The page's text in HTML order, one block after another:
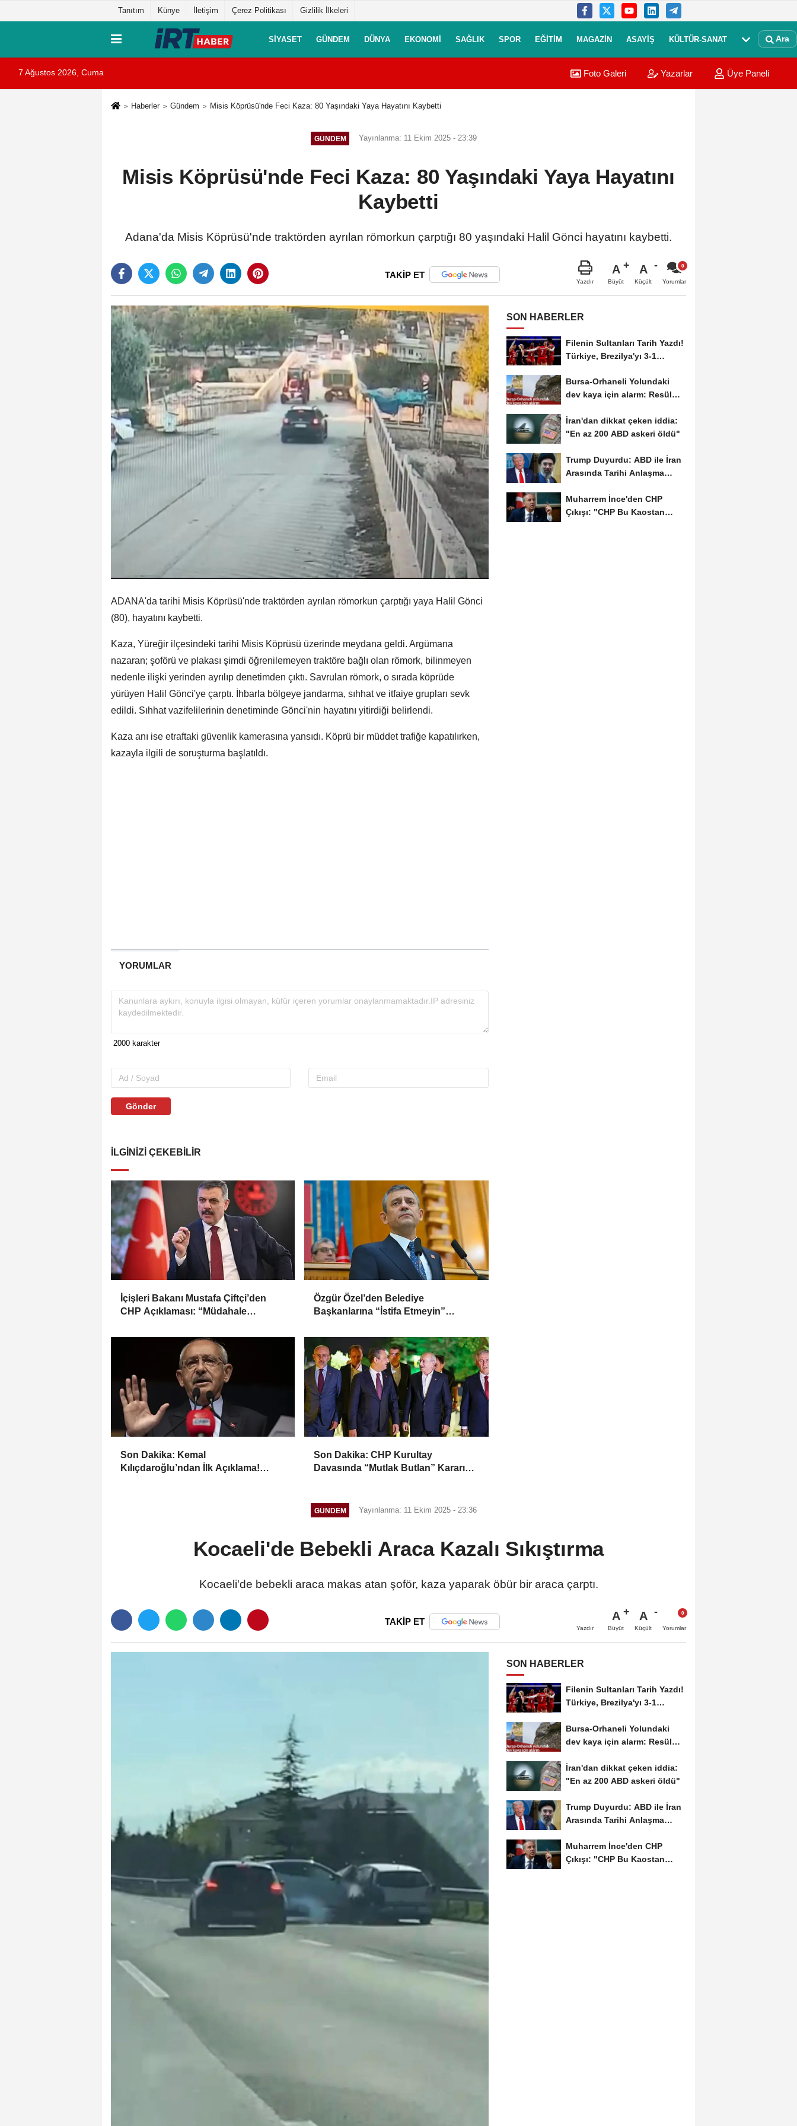
Tanıtım Künye İletişim Çerez Politikası Gizlilik İlkeleri
SIYASET GÜNDEM DÜNYA EKONOMI SAĞLIK SPOR EĞITIM MAGAZIN ASAYIŞ KÜLTÜR-SANAT Ara
7 Ağustos 2026, Cuma Foto Galeri Yazarlar Üye Paneli
Haberler Gündem Misis Köprüsü'nde Feci Kaza: 80 Yaşındaki Yaya Hayatını Kaybetti
GÜNDEM Yayınlanma: 11 Ekim 2025 - 23:39
Misis Köprüsü'nde Feci Kaza: 80 Yaşındaki Yaya Hayatını
Kaybetti
Adana'da Misis Köprüsü'nde traktörden ayrılan römorkun çarptığı 80 yaşındaki Halil Gönci hayatını kaybetti.
TAKİP ET
Yazdır
A
Büyüt
A
Küçült Yorumlar
ADANA'da tarihi Misis Köprüsü'nde traktörden ayrılan römorkun çarptığı yaya Halil Gönci
(80), hayatını kaybetti.
Kaza, Yüreğir ilçesindeki tarihi Misis Köprüsü üzerinde meydana geldi. Argümana
nazaran; şoförü ve plakası şimdi öğrenilemeyen traktöre bağlı olan römork, bilinmeyen
nedenle ilişki yerinden ayrılıp denetimden çıktı. Savrulan römork, o sırada köprüde
yürüyen Halil Gönci'ye çarptı. İhbarla bölgeye jandarma, sıhhat ve itfaiye grupları sevk
edildi. Sıhhat vazifelilerinin denetiminde Gönci'nin hayatını yitirdiği belirlendi.
Kaza anı ise etraftaki güvenlik kamerasına yansıdı. Köprü bir müddet trafiğe kapatılırken,
kazayla ilgili de soruşturma başlatıldı.
YORUMLAR
Gönder
İLGINIZI ÇEKEBILIR
İçişleri Bakanı Mustafa Çiftçi’den
CHP Açıklaması: “Müdahale
Yapıldı”
Özgür Özel’den Belediye
Başkanlarına “İstifa Etmeyin”
Okuyorum”
Son Dakika: Kemal
Kılıçdaroğlu’ndan İlk Açıklama!
Son Dakika: CHP Kurultay
Davasında “Mutlak Butlan” Kararı
SON HABERLER
Filenin Sultanları Tarih Yazdı!
Türkiye, Brezilya'yı 3-1
Bursa-Orhaneli Yolundaki
dev kaya için alarm: Resül
İran'dan dikkat çeken iddia:
"En az 200 ABD askeri öldü"
Trump Duyurdu: ABD ile İran
Arasında Tarihi Anlaşma
Muharrem İnce'den CHP
Çıkışı: "CHP Bu Kaostan
GÜNDEM Yayınlanma: 11 Ekim 2025 - 23:36
Kocaeli'de Bebekli Araca Kazalı Sıkıştırma
Kocaeli'de bebekli araca makas atan şoför, kaza yaparak öbür bir araca çarptı.
TAKİP ET
Yazdır
A
Büyüt
A
Küçült Yorumlar
SON HABERLER
Filenin Sultanları Tarih Yazdı!
Türkiye, Brezilya'yı 3-1
Bursa-Orhaneli Yolundaki
dev kaya için alarm: Resül
İran'dan dikkat çeken iddia:
"En az 200 ABD askeri öldü"
Trump Duyurdu: ABD ile İran
Arasında Tarihi Anlaşma
Muharrem İnce'den CHP
Çıkışı: "CHP Bu Kaostan